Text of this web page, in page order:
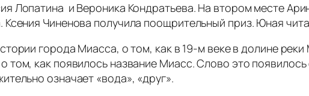
Лопатина и Вероника Кондратьева. На втором месте
Чиненова получила поощрительный приз. Юная
города Миасса, о том, как в 19-м веке в долине
как появилось название Миасс. Слово это
означает «вода», «друг».